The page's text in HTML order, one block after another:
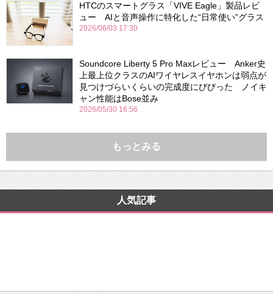
HTCのスマートグラス「VIVE Eagle」製品レビ
ュー AIと音声操作に特化した“日常使い”グラス
2026/06/03 17:30
Soundcore Liberty 5 Pro Maxレビュー Anker史
上最上位クラスのAIワイヤレスイヤホンは弱点が
見つけづらいくらいの完成度にびびった ノイキ
ャン性能はBose並み
2026/05/30 16:56
もっとみる
人気記事